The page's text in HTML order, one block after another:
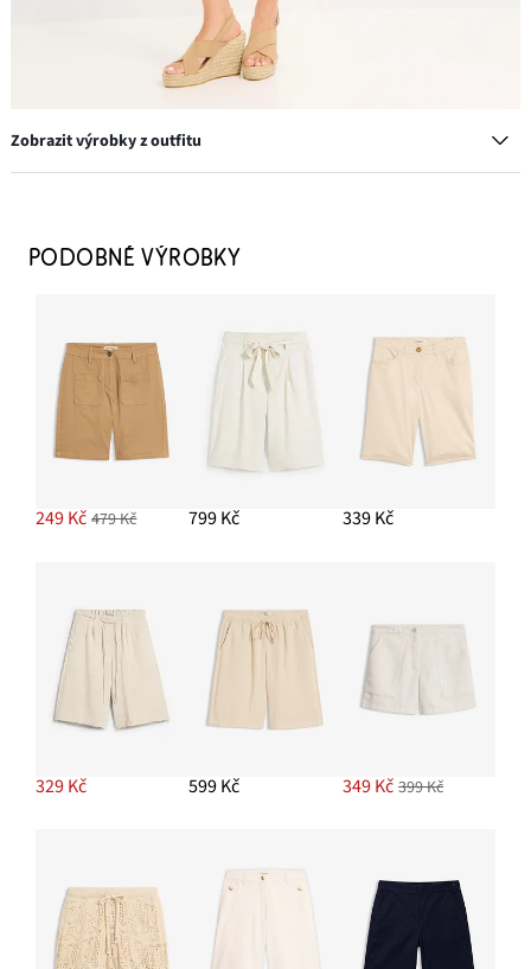
Zobrazit výrobky z outfitu
849 Kč
Tričko s kulatým výstřihem (5 ks v balení)
729 Kč -6%
PŘIDAT DO KOŠÍKU
Klobouk proti slunci, s kontrastní páskou
PŘIDAT DO KOŠÍKU
PODOBNÉ VÝROBKY
249 Kč 479 Kč 799 Kč 339 Kč
329 Kč 599 Kč 349 Kč 399 Kč